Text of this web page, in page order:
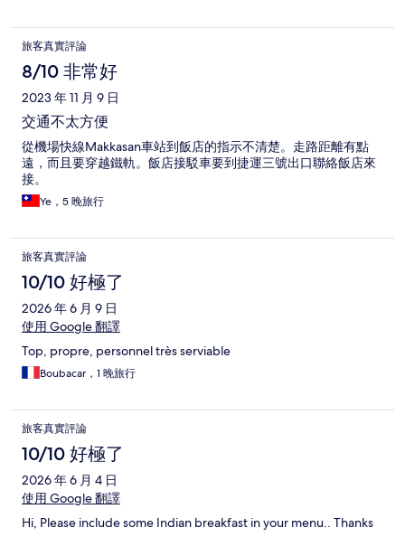
旅客真實評論
8/10 非常好
2023 年 11 月 9 日
交通不太方便
從機場快線Makkasan車站到飯店的指示不清楚。走路距離有點
遠，而且要穿越鐵軌。飯店接駁車要到捷運三號出口聯絡飯店來
接。
Ye，5 晚旅行
旅客真實評論
10/10 好極了
2026 年 6 月 9 日
使用 Google 翻譯
Top, propre, personnel très serviable
Boubacar，1 晚旅行
旅客真實評論
10/10 好極了
2026 年 6 月 4 日
使用 Google 翻譯
Hi, Please include some Indian breakfast in your menu.. Thanks